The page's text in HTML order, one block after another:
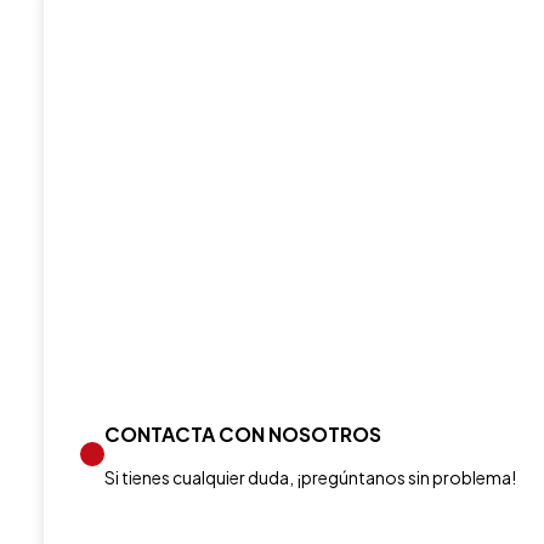
CONTACTA CON NOSOTROS
Si tienes cualquier duda, ¡pregúntanos sin problema!